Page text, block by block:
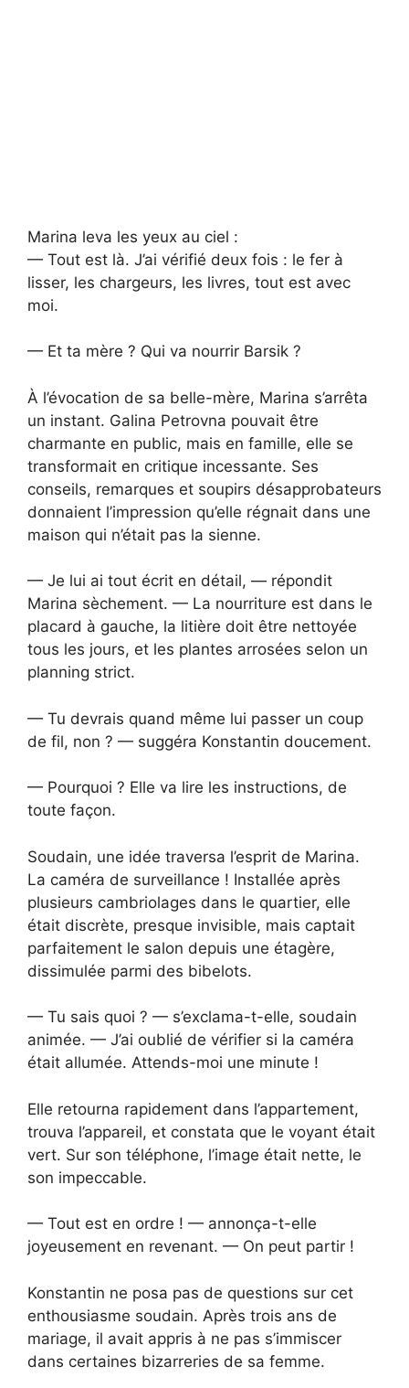
Marina leva les yeux au ciel :
— Tout est là. J’ai vérifié deux fois : le fer à
lisser, les chargeurs, les livres, tout est avec
moi.
— Et ta mère ? Qui va nourrir Barsik ?
À l’évocation de sa belle-mère, Marina s’arrêta
un instant. Galina Petrovna pouvait être
charmante en public, mais en famille, elle se
transformait en critique incessante. Ses
conseils, remarques et soupirs désapprobateurs
donnaient l’impression qu’elle régnait dans une
maison qui n’était pas la sienne.
— Je lui ai tout écrit en détail, — répondit
Marina sèchement. — La nourriture est dans le
placard à gauche, la litière doit être nettoyée
tous les jours, et les plantes arrosées selon un
planning strict.
— Tu devrais quand même lui passer un coup
de fil, non ? — suggéra Konstantin doucement.
— Pourquoi ? Elle va lire les instructions, de
toute façon.
Soudain, une idée traversa l’esprit de Marina.
La caméra de surveillance ! Installée après
plusieurs cambriolages dans le quartier, elle
était discrète, presque invisible, mais captait
parfaitement le salon depuis une étagère,
dissimulée parmi des bibelots.
— Tu sais quoi ? — s’exclama-t-elle, soudain
animée. — J’ai oublié de vérifier si la caméra
était allumée. Attends-moi une minute !
Elle retourna rapidement dans l’appartement,
trouva l’appareil, et constata que le voyant était
vert. Sur son téléphone, l’image était nette, le
son impeccable.
— Tout est en ordre ! — annonça-t-elle
joyeusement en revenant. — On peut partir !
Konstantin ne posa pas de questions sur cet
enthousiasme soudain. Après trois ans de
mariage, il avait appris à ne pas s’immiscer
dans certaines bizarreries de sa femme.